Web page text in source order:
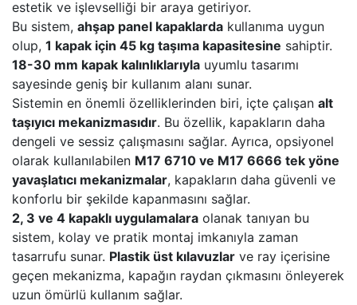
estetik ve işlevselliği bir araya getiriyor.
Bu sistem, ahşap panel kapaklarda kullanıma uygun
olup, 1 kapak için 45 kg taşıma kapasitesine sahiptir.
18-30 mm kapak kalınlıklarıyla uyumlu tasarımı
sayesinde geniş bir kullanım alanı sunar.
Sistemin en önemli özelliklerinden biri, içte çalışan alt
taşıyıcı mekanizmasıdır. Bu özellik, kapakların daha
dengeli ve sessiz çalışmasını sağlar. Ayrıca, opsiyonel
olarak kullanılabilen M17 6710 ve M17 6666 tek yöne
yavaşlatıcı mekanizmalar, kapakların daha güvenli ve
konforlu bir şekilde kapanmasını sağlar.
2, 3 ve 4 kapaklı uygulamalara olanak tanıyan bu
sistem, kolay ve pratik montaj imkanıyla zaman
tasarrufu sunar. Plastik üst kılavuzlar ve ray içerisine
geçen mekanizma, kapağın raydan çıkmasını önleyerek
uzun ömürlü kullanım sağlar.